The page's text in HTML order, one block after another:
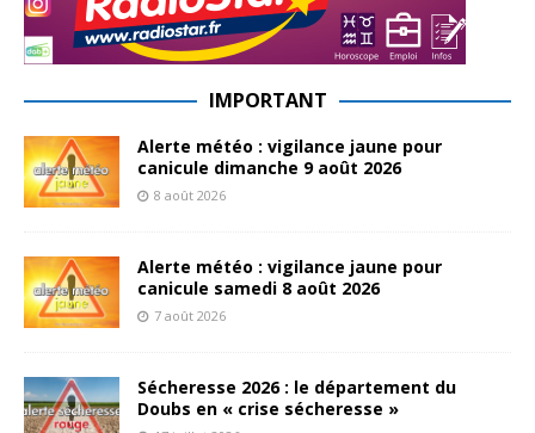
IMPORTANT
Alerte météo : vigilance jaune pour
canicule dimanche 9 août 2026
8 août 2026
Alerte météo : vigilance jaune pour
canicule samedi 8 août 2026
7 août 2026
Sécheresse 2026 : le département du
Doubs en « crise sécheresse »